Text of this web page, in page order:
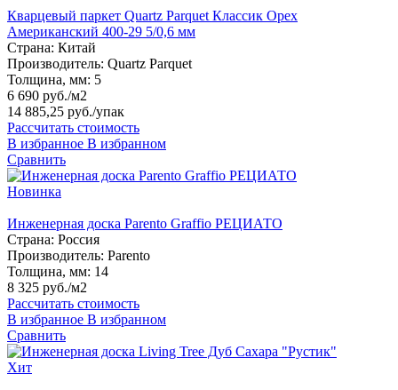
Кварцевый паркет Quartz Parquet Классик Орех
Американский 400-29 5/0,6 мм
Страна: Китай
Производитель: Quartz Parquet
Толщина, мм: 5
6 690 руб./м2
14 885,25 руб./упак
Рассчитать стоимость
В избранное В избранном
Сравнить
Новинка
Инженерная доска Parento Graffio РЕЦИАТО
Страна: Россия
Производитель: Parento
Толщина, мм: 14
8 325 руб./м2
Рассчитать стоимость
В избранное В избранном
Сравнить
Хит